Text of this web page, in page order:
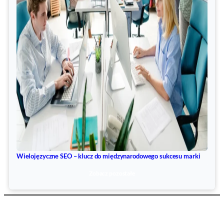
Wielojęzyczne SEO – klucz do międzynarodowego sukcesu marki